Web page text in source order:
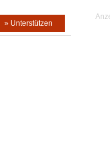
» Unterstützen